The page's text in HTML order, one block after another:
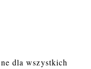
dla wszystkich